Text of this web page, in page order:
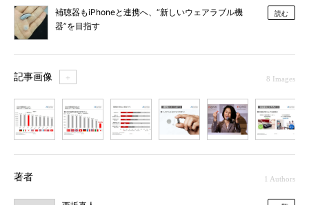
補聴器もiPhoneと連携へ、“新しいウェアラブル機
器”を目指す
読む
記事画像 ＋ 8 Images
著者 1 Authors